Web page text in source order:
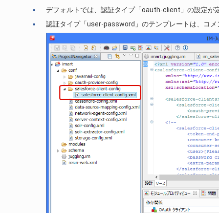
デフォルトでは、認証タイプ「oauth-client」の設定が
認証タイプ「user-password」のテンプレートは、コ